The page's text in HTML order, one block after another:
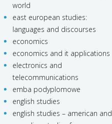
world
east european studies:
languages and discourses
economics
economics and it applications
electronics and
telecommunications
emba podyplomowe
english studies
english studies – american and